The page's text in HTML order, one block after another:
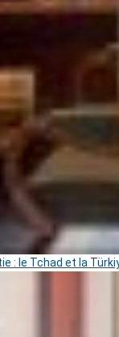
: le Tchad et la